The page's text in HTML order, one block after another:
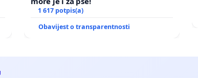
1 617 potpis(a)
Obavijest o transparentnosti